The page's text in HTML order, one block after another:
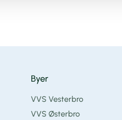
Byer
VVS Vesterbro
VVS Østerbro